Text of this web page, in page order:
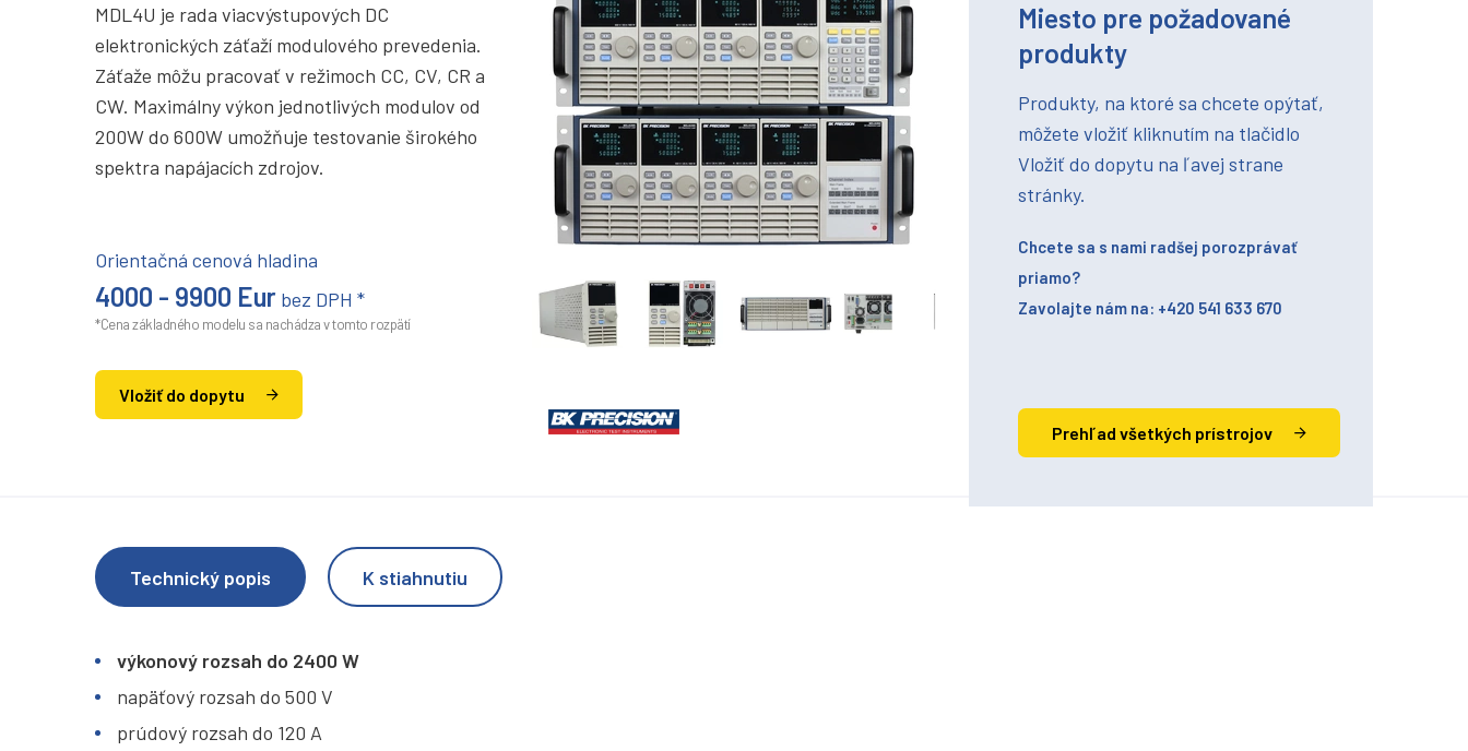
MDL4U je rada viacvýstupových DC
elektronických záťaží modulového prevedenia.
Záťaže môžu pracovať v režimoch CC, CV, CR a
CW. Maximálny výkon jednotlivých modulov od
200W do 600W umožňuje testovanie širokého
spektra napájacích zdrojov.
Orientačná cenová hladina
4000 - 9900 Eur bez DPH *
*Cena základného modelu sa nachádza v tomto rozpätí
Vložiť do dopytu
Miesto pre požadované
produkty
Produkty, na ktoré sa chcete opýtať,
môžete vložiť kliknutím na tlačidlo
Vložiť do dopytu na ľavej strane
stránky.
Chcete sa s nami radšej porozprávať
priamo?
Zavolajte nám na: +420 541 633 670
Prehľad všetkých prístrojov
Technický popis K stiahnutiu
výkonový rozsah do 2400 W
napäťový rozsah do 500 V
prúdový rozsah do 120 A